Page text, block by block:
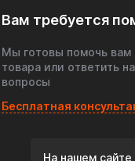
Вам требуется
Мы готовы помочь
товара или ответить
вопросы
Бесплатная
На нашем